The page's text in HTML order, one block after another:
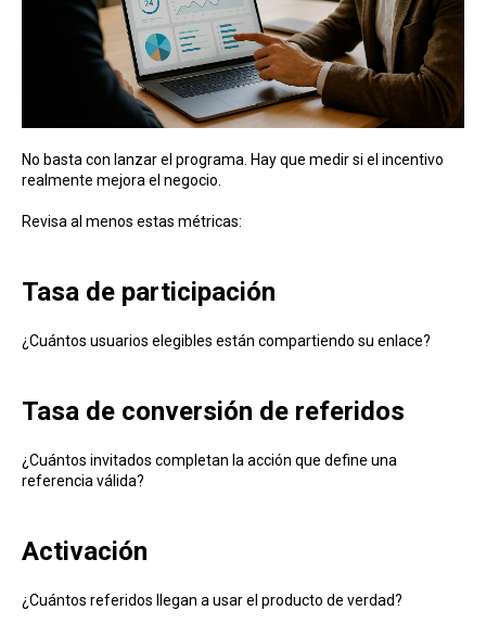
No basta con lanzar el programa. Hay que medir si el incentivo
realmente mejora el negocio.
Revisa al menos estas métricas:
Tasa de participación
¿Cuántos usuarios elegibles están compartiendo su enlace?
Tasa de conversión de referidos
¿Cuántos invitados completan la acción que define una
referencia válida?
Activación
¿Cuántos referidos llegan a usar el producto de verdad?